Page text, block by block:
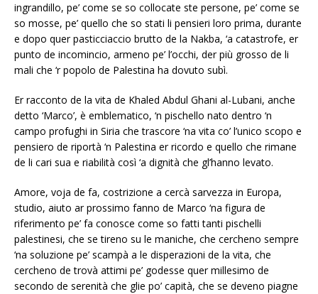
ingrandillo, pe’ come se so collocate ste persone, pe’ come se
so mosse, pe’ quello che so stati li pensieri loro prima, durante
e dopo quer pasticciaccio brutto de la Nakba, ‘a catastrofe, er
punto de incomincio, armeno pe’ l’occhi, der più grosso de li
mali che ‘r popolo de Palestina ha dovuto subì.
Er racconto de la vita de Khaled Abdul Ghani al-Lubani, anche
detto ‘Marco’, è emblematico, ‘n pischello nato dentro ‘n
campo profughi in Siria che trascore ‘na vita co’ l’unico scopo e
pensiero de riportà ‘n Palestina er ricordo e quello che rimane
de li cari sua e riabilità così ‘a dignità che gl’hanno levato.
Amore, voja de fa, costrizione a cercà sarvezza in Europa,
studio, aiuto ar prossimo fanno de Marco ‘na figura de
riferimento pe’ fa conosce come so fatti tanti pischelli
palestinesi, che se tireno su le maniche, che cercheno sempre
‘na soluzione pe’ scampà a le disperazioni de la vita, che
cercheno de trovà attimi pe’ godesse quer millesimo de
secondo de serenità che glie po’ capità, che se deveno piagne